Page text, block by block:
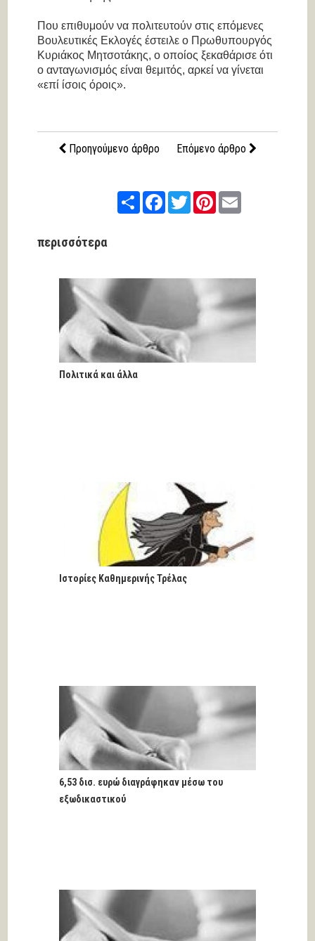
Που επιθυμούν να πολιτευτούν στις επόμενες
Βουλευτικές Εκλογές έστειλε ο Πρωθυπουργός
Κυριάκος Μητσοτάκης, ο οποίος ξεκαθάρισε ότι
ο ανταγωνισμός είναι θεμιτός, αρκεί να γίνεται
«επί ίσοις όροις».
Προηγούμενο άρθρο Επόμενο άρθρο
ShareFacebook
TwitterPinterestEmail
περισσότερα
Πολιτικά και άλλα
Ιστορίες Καθημερινής Τρέλας
6,53 δισ. ευρώ διαγράφηκαν μέσω του
εξωδικαστικού